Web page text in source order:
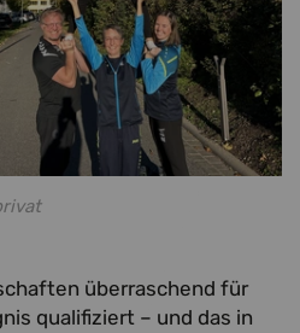
überraschend für
qualifiziert – und das in